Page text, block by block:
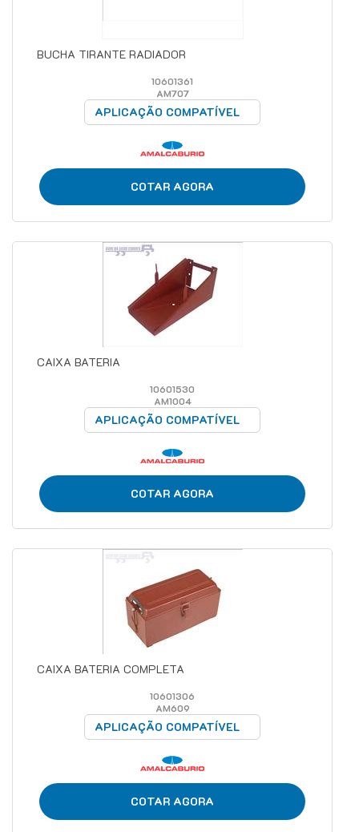
BUCHA TIRANTE RADIADOR
10601361
AM707
APLICAÇÃO COMPATÍVEL
COTAR AGORA
CAIXA BATERIA
10601530
AM1004
APLICAÇÃO COMPATÍVEL
COTAR AGORA
CAIXA BATERIA COMPLETA
10601306
AM609
APLICAÇÃO COMPATÍVEL
COTAR AGORA